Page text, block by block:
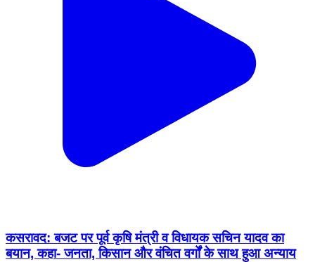
कसरावद: बजट पर पूर्व कृषि मंत्री व विधायक सचिन यादव का
बयान, कहा- जनता, किसान और वंचित वर्गों के साथ हुआ अन्याय